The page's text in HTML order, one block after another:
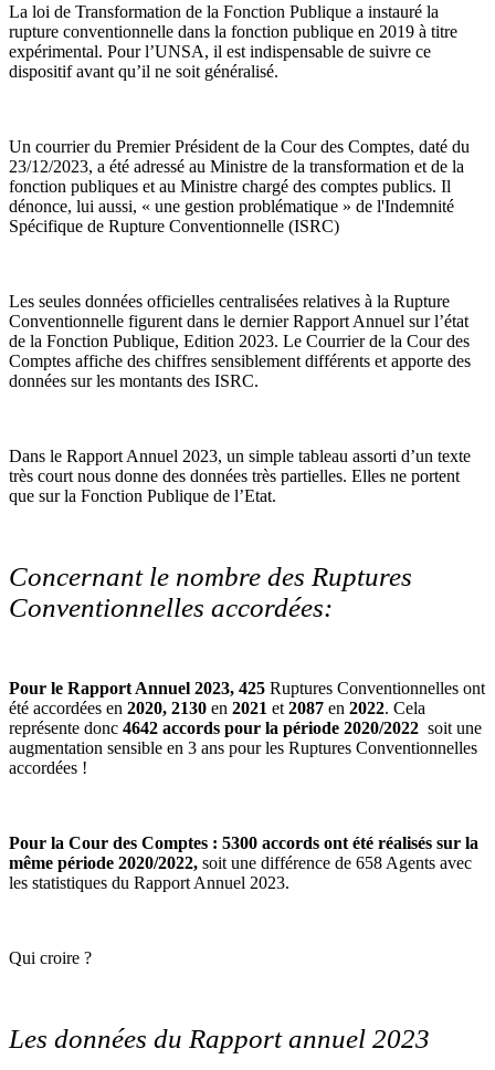
La loi de Transformation de la Fonction Publique a instauré la
rupture conventionnelle dans la fonction publique en 2019 à titre
expérimental. Pour l’UNSA, il est indispensable de suivre ce
dispositif avant qu’il ne soit généralisé.
Un courrier du Premier Président de la Cour des Comptes, daté du
23/12/2023, a été adressé au Ministre de la transformation et de la
fonction publiques et au Ministre chargé des comptes publics. Il
dénonce, lui aussi, « une gestion problématique » de l'Indemnité
Spécifique de Rupture Conventionnelle (ISRC)
Les seules données officielles centralisées relatives à la Rupture
Conventionnelle figurent dans le dernier Rapport Annuel sur l’état
de la Fonction Publique, Edition 2023. Le Courrier de la Cour des
Comptes affiche des chiffres sensiblement différents et apporte des
données sur les montants des ISRC.
Dans le Rapport Annuel 2023, un simple tableau assorti d’un texte
très court nous donne des données très partielles. Elles ne portent
que sur la Fonction Publique de l’Etat.
Concernant le nombre des Ruptures
Conventionnelles accordées:
Pour le Rapport Annuel 2023, 425 Ruptures Conventionnelles ont
été accordées en 2020, 2130 en 2021 et 2087 en 2022. Cela
représente donc 4642 accords pour la période 2020/2022 soit une
augmentation sensible en 3 ans pour les Ruptures Conventionnelles
accordées !
Pour la Cour des Comptes : 5300 accords ont été réalisés sur la
même période 2020/2022, soit une différence de 658 Agents avec
les statistiques du Rapport Annuel 2023.
Qui croire ?
Les données du Rapport annuel 2023